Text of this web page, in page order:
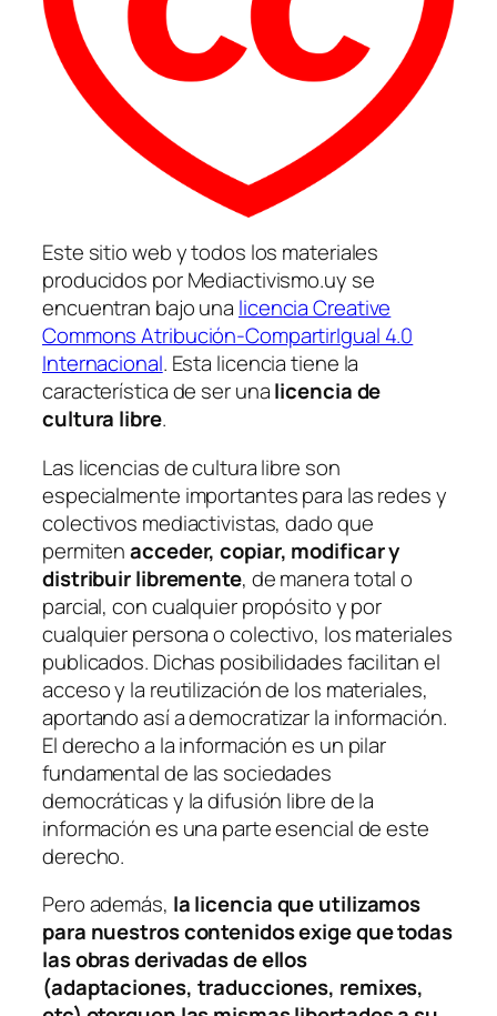
Este sitio web y todos los materiales
producidos por Mediactivismo.uy se
encuentran bajo una licencia Creative
Commons Atribución-CompartirIgual 4.0
Internacional. Esta licencia tiene la
característica de ser unalicencia de
cultura libre.
Las licencias de cultura libre son
especialmente importantes para las redes y
colectivos mediactivistas, dado que
permitenacceder, copiar, modificar y
distribuir libremente, de manera total o
parcial, con cualquier propósito y por
cualquier persona o colectivo, los materiales
publicados. Dichas posibilidades facilitan el
acceso y la reutilización de los materiales,
aportando así a democratizar la información.
El derecho a la información es un pilar
fundamental de las sociedades
democráticas y la difusión libre de la
información es una parte esencial de este
derecho.
Pero además, la licencia que utilizamos
para nuestros contenidos exige que todas
las obras derivadas de ellos
(adaptaciones, traducciones, remixes,